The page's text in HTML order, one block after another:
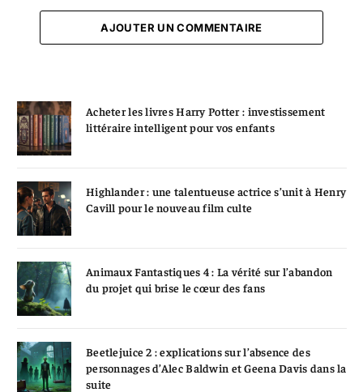
AJOUTER UN COMMENTAIRE
Acheter les livres Harry Potter : investissement
littéraire intelligent pour vos enfants
Highlander : une talentueuse actrice s’unit à Henry
Cavill pour le nouveau film culte
Animaux Fantastiques 4 : La vérité sur l’abandon
du projet qui brise le cœur des fans
Beetlejuice 2 : explications sur l’absence des
personnages d’Alec Baldwin et Geena Davis dans la
suite